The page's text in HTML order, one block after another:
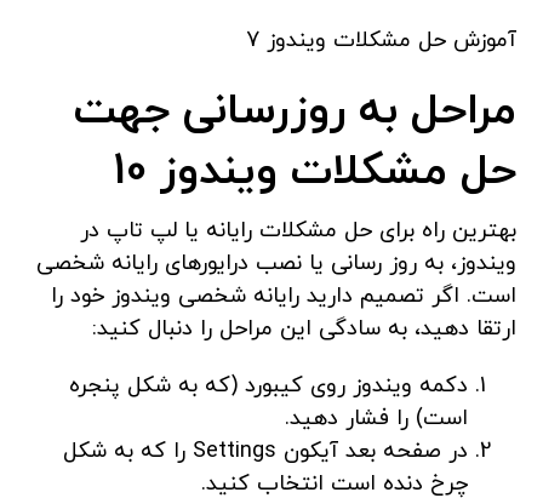
آموزش حل مشکلات ویندوز 7
مراحل به روزرسانی جهت
حل مشکلات ویندوز 10
بهترین راه برای حل مشکلات رایانه یا لپ تاپ در
ویندوز، به روز رسانی یا نصب درایورهای رایانه شخصی
است. اگر تصمیم دارید رایانه شخصی ویندوز خود را
ارتقا دهید، به سادگی این مراحل را دنبال کنید:
دکمه ویندوز روی کیبورد (که به شکل پنجره
است) را فشار دهید.
در صفحه بعد آیکون Settings را که به شکل
چرخ دنده است انتخاب کنید.